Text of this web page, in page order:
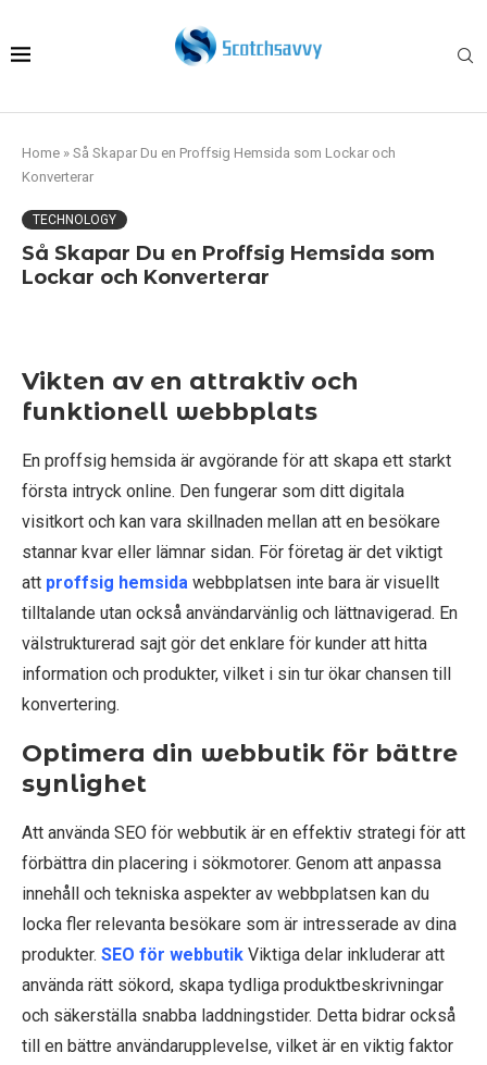
Home » Så Skapar Du en Proffsig Hemsida som Lockar och
Konverterar
TECHNOLOGY
Så Skapar Du en Proffsig Hemsida som
Lockar och Konverterar
Vikten av en attraktiv och
funktionell webbplats
En proffsig hemsida är avgörande för att skapa ett starkt
första intryck online. Den fungerar som ditt digitala
visitkort och kan vara skillnaden mellan att en besökare
stannar kvar eller lämnar sidan. För företag är det viktigt
att proffsig hemsida webbplatsen inte bara är visuellt
tilltalande utan också användarvänlig och lättnavigerad. En
välstrukturerad sajt gör det enklare för kunder att hitta
information och produkter, vilket i sin tur ökar chansen till
konvertering.
Optimera din webbutik för bättre
synlighet
Att använda SEO för webbutik är en effektiv strategi för att
förbättra din placering i sökmotorer. Genom att anpassa
innehåll och tekniska aspekter av webbplatsen kan du
locka fler relevanta besökare som är intresserade av dina
produkter. SEO för webbutik Viktiga delar inkluderar att
använda rätt sökord, skapa tydliga produktbeskrivningar
och säkerställa snabba laddningstider. Detta bidrar också
till en bättre användarupplevelse, vilket är en viktig faktor